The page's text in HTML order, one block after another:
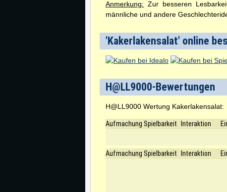
Anmerkung: Zur besseren
männliche und andere
'Kakerlakensalat' online
H@LL9000-Bewertungen
H@LL9000 Wertung Kakerlakensalat:
Aufmachung Spielbarkeit Interaktion
Aufmachung Spielbarkeit Interaktion